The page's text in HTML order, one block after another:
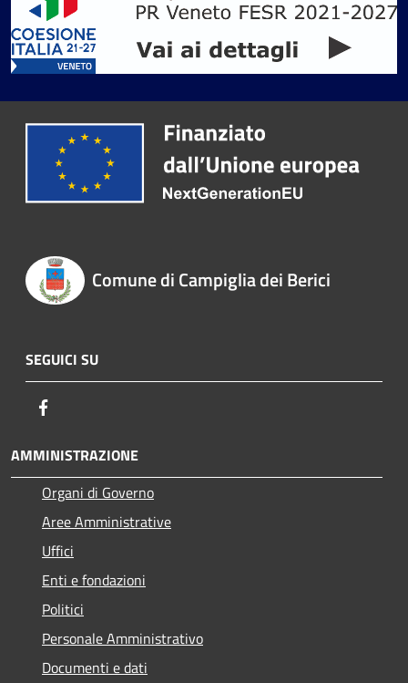
Comune di Campiglia dei Berici
SEGUICI SU
AMMINISTRAZIONE
Organi di Governo
Aree Amministrative
Uffici
Enti e fondazioni
Politici
Personale Amministrativo
Documenti e dati